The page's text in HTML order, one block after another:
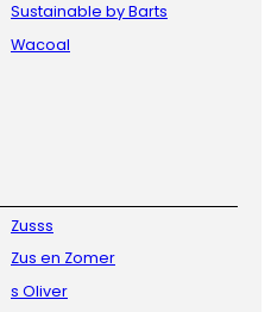
Sustainable by Barts
Wacoal
Zusss
Zus en Zomer
s Oliver